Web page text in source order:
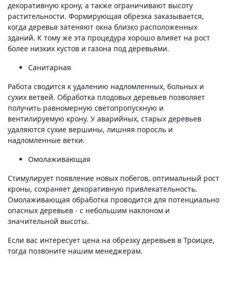
декоративную крону, а также ограничивают высоту
растительности. Формирующая обрезка заказывается,
когда деревья затеняют окна близко расположенных
зданий. К тому же эта процедура хорошо влияет на рост
более низких кустов и газона под деревьями.
Санитарная
Работа сводится к удалению надломленных, больных и
сухих ветвей. Обработка плодовых деревьев позволяет
получить равномерную светопропускную и
вентилируемую крону. У аварийных, старых деревьев
удаляются сухие вершины, лишняя поросль и
надломленные ветки.
Омолаживающая
Стимулирует появление новых побегов, оптимальный рост
кроны, сохраняет декоративную привлекательность.
Омолаживающая обработка проводится для потенциально
опасных деревьев - с небольшим наклоном и
значительной высоты.
Если вас интересует цена на обрезку деревьев в Троицке,
тогда позвоните нашим менеджерам.